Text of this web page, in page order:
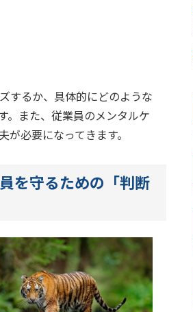
するか、具体的にどのような
。また、従業員のメンタルケ
必要になってきます。
を守るための「判断